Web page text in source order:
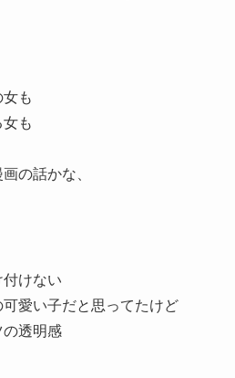
も
も
の話かな、
けない
愛い子だと思ってたけど
透明感